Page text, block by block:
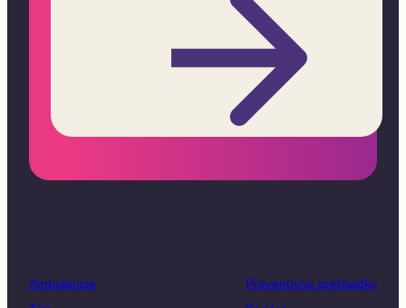
Ambulancie
Preventívne prehliadky